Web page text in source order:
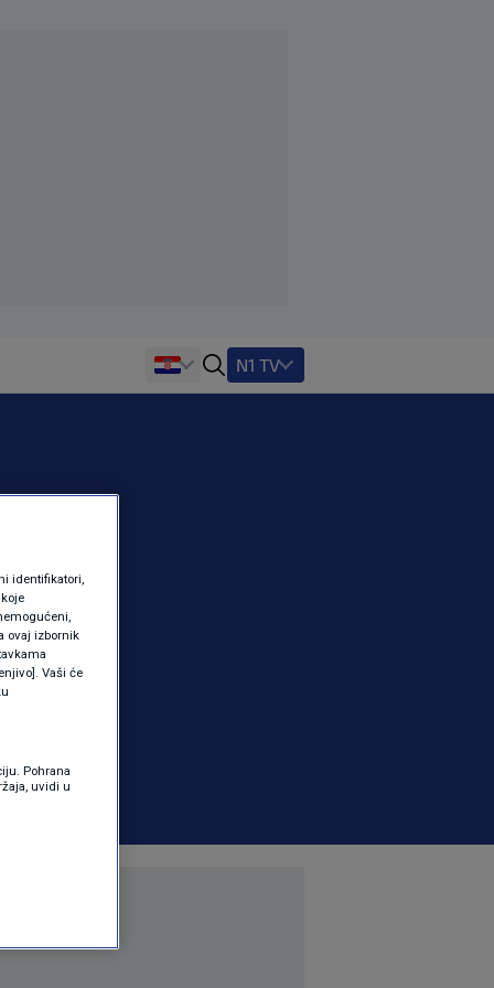
N1 TV
identifikatori,
ovaj izbornik
Vaši će
Pohrana
uvidi u